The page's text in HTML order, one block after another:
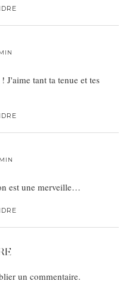
J'aime tant ta tenue et tes
est une merveille…
un commentaire.